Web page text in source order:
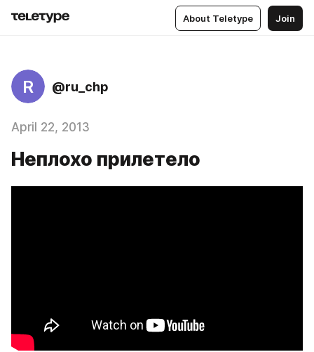
About Teletype Join
R @ru_chp
April 22, 2013
Неплохо прилетело